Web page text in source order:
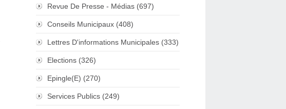
Revue De Presse - Médias (697)
Conseils Municipaux (408)
Lettres D'informations Municipales (333)
Elections (326)
Epingle(e) (270)
Services Publics (249)